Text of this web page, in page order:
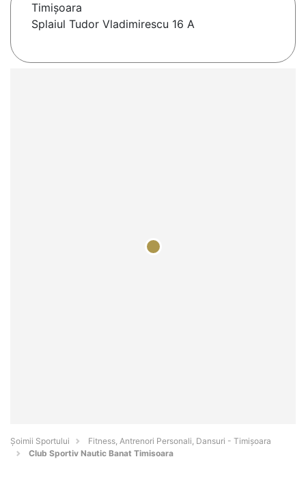
Timişoara
Splaiul Tudor Vladimirescu 16 A
Șoimii Sportului
Fitness, Antrenori Personali, Dansuri - Timişoara
Club Sportiv Nautic Banat Timisoara